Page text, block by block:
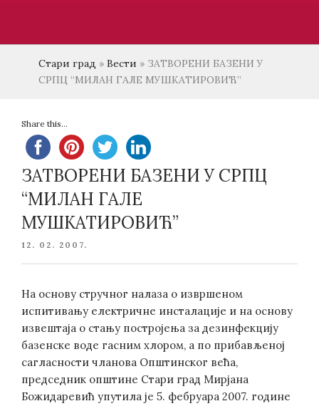
Стари град » Вести » ЗАТВОРЕНИ БАЗЕНИ У
СРПЦ “МИЛАН ГАЛЕ МУШКАТИРОВИЋ”
Share this...
ЗАТВОРЕНИ БАЗЕНИ У СРПЦ
“МИЛАН ГАЛЕ
МУШКАТИРОВИЋ”
POSTED
12. 02. 2007.
На основу стручног налаза о извршеном
испитивању електричне инсталације и на основу
извештаја о стању постројења за дезинфекцију
базенске воде гасним хлором, а по прибављеној
сагласности чланова Општинског већа,
председник општине Стари град Мирјана
Божидаревић упутила је 5. фебруара 2007. године